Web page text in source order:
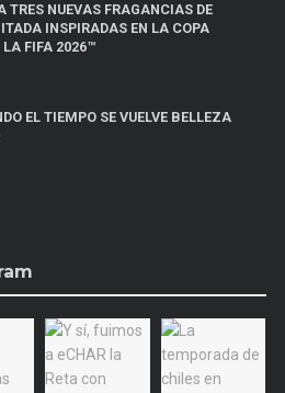
NUEVAS FRAGANCIAS DE
INSPIRADAS EN LA COPA
LA FIFA 2026™
EL TIEMPO SE VUELVE BELLEZA